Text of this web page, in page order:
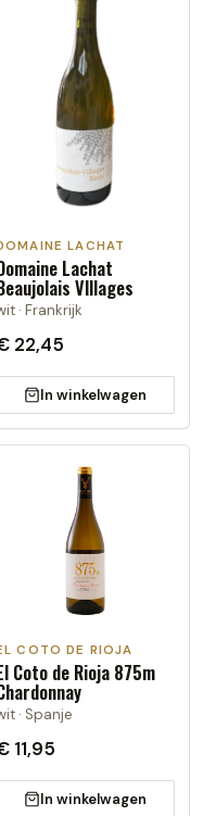
LACHAT
Lachat
VIllages
· Frankrijk
22,45
In winkelwagen
COTO DE RIOJA
Coto de Rioja 875m
· Spanje
11,95
In winkelwagen